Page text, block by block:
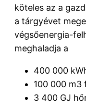
köteles az a
a tárgyévet
végsőenergia-
meghaladja a
400 000
100 000 m3
3 400 GJ